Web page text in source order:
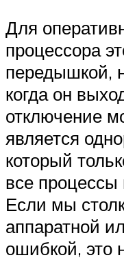
Для
процессора
передышкой,
когда он
отключение
является
который
все процессы
Если мы
аппаратной
ошибкой, это